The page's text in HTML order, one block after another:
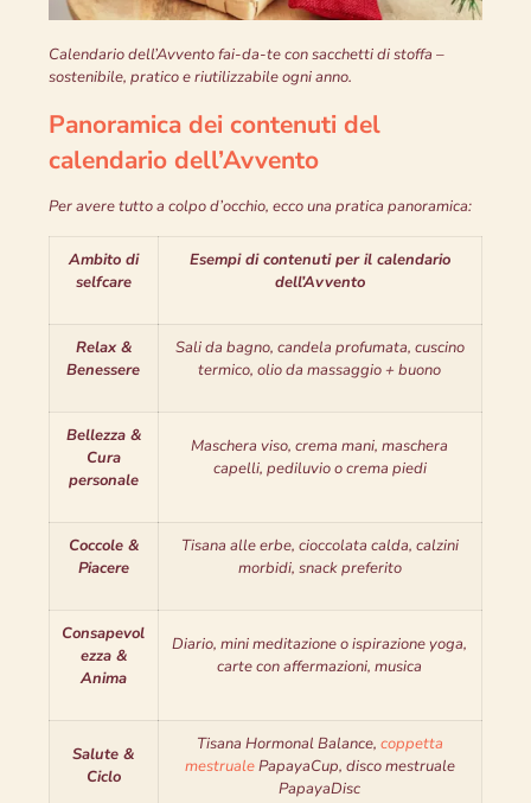
Calendario dell’Avvento fai-da-te con sacchetti di stoffa –
sostenibile, pratico e riutilizzabile ogni anno.
Panoramica dei contenuti del
calendario dell’Avvento
Per avere tutto a colpo d’occhio, ecco una pratica panoramica:
Ambito di
selfcare
Esempi di contenuti per il calendario
dell’Avvento
Relax &
Benessere
Sali da bagno, candela profumata, cuscino
termico, olio da massaggio + buono
Bellezza &
Cura
personale
Maschera viso, crema mani, maschera
capelli, pediluvio o crema piedi
Coccole &
Piacere
Tisana alle erbe, cioccolata calda, calzini
morbidi, snack preferito
Consapevol
ezza &
Anima
Diario, mini meditazione o ispirazione yoga,
carte con affermazioni, musica
Salute &
Ciclo
Tisana Hormonal Balance, coppetta
mestrualePapayaCup, disco mestruale
PapayaDisc